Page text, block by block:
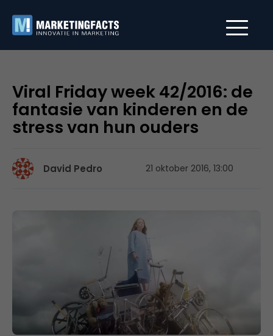
Viral Friday week 42/2016: de
fantasie van kinderen en de
stress van hun ouders
David Pedro 21 oktober 2016, 13:00